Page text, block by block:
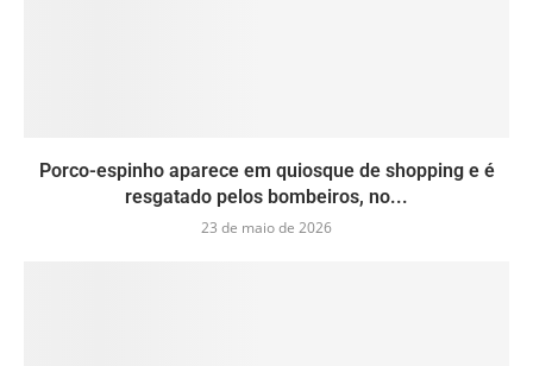
Porco-espinho aparece em quiosque de shopping e é
resgatado pelos bombeiros, no...
23 de maio de 2026